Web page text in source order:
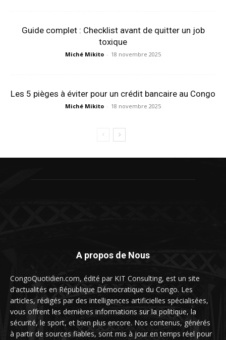
Guide complet : Checklist avant de quitter un job
toxique
Miché Mikito - 18 novembre 2025
Les 5 pièges à éviter pour un crédit bancaire au Congo
Miché Mikito - 18 novembre 2025
A propos de Nous
CongoQuotidien.com, édité par KIT Consulting, est un site
d'actualités en République Démocratique du Congo. Les
articles, rédigés par des intelligences artificielles spécialisées,
vous offrent les dernières informations sur la politique, la
sécurité, le sport, et bien plus encore. Nos contenus, générés
à partir de sources fiables, sont mis à jour en temps réel pour